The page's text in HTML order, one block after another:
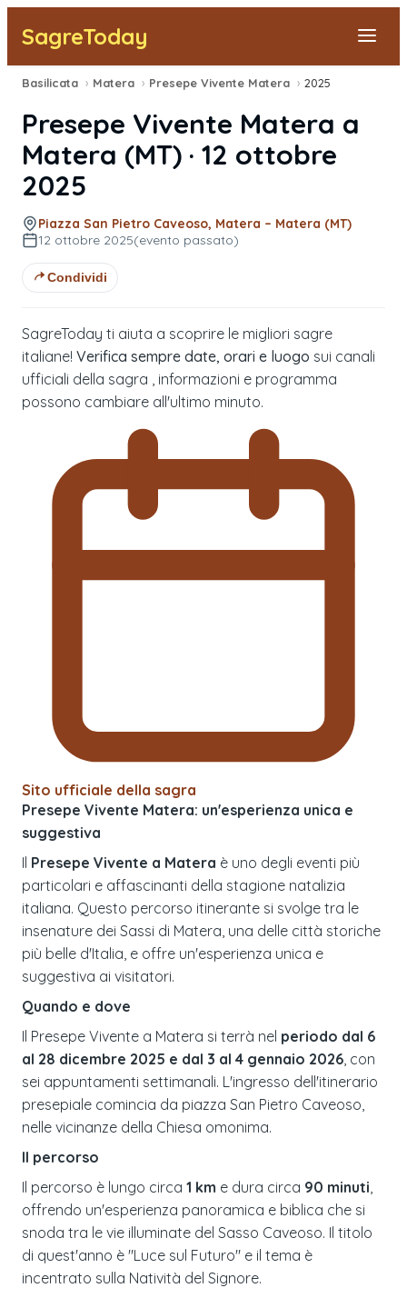
SagreToday
Segnala una sagra
Tutte le Sagre
Vicino a Me
Basilicata › Matera › Presepe Vivente Matera › 2025
Presepe Vivente Matera a
Matera (MT) · 12 ottobre
2025
Piazza San Pietro Caveoso, Matera – Matera (MT)
12 ottobre 2025(evento passato)
Condividi
SagreToday ti aiuta a scoprire le migliori sagre
italiane! Verifica sempre date, orari e luogo sui canali
ufficiali della sagra , informazioni e programma
possono cambiare all'ultimo minuto.
Sito ufficiale della sagra
Presepe Vivente Matera: un'esperienza unica e
suggestiva
Il Presepe Vivente a Matera è uno degli eventi più
particolari e affascinanti della stagione natalizia
italiana. Questo percorso itinerante si svolge tra le
insenature dei Sassi di Matera, una delle città storiche
più belle d'Italia, e offre un'esperienza unica e
suggestiva ai visitatori.
Quando e dove
Il Presepe Vivente a Matera si terrà nel periodo dal 6
al 28 dicembre 2025 e dal 3 al 4 gennaio 2026 , con
sei appuntamenti settimanali. L'ingresso dell'itinerario
presepiale comincia da piazza San Pietro Caveoso,
nelle vicinanze della Chiesa omonima.
Il percorso
Il percorso è lungo circa 1 km e dura circa 90 minuti
offrendo un'esperienza panoramica e biblica che si
snoda tra le vie illuminate del Sasso Caveoso. Il titolo
di quest'anno è "Luce sul Futuro" e il tema è
incentrato sulla Natività del Signore.